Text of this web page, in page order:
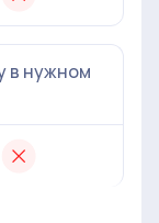
в нужном